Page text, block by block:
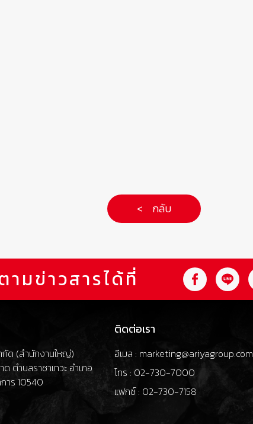
< กลับ
ามข่าวสารได้ที่
กัด (สำนักงานใหญ่)
ตำบลราชาเทวะ อำเภอ
าร 10540
ติดต่อเรา
อีเมล : marketing@ariyagroup.com
โทร : 02-730-7000
แฟกซ์ : 02-730-7158